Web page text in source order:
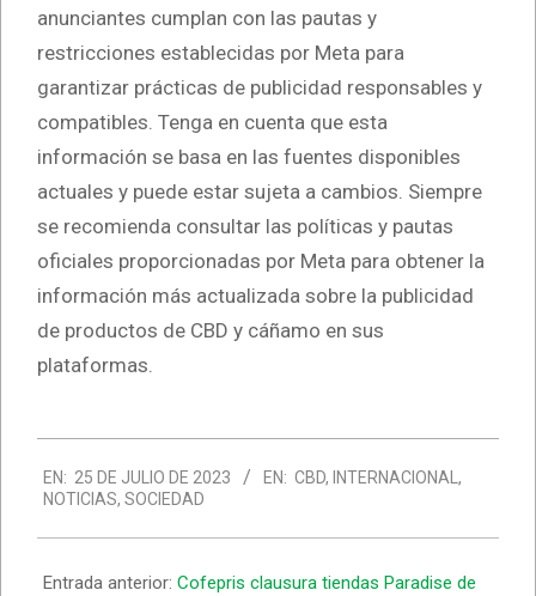
anunciantes cumplan con las pautas y
restricciones establecidas por Meta para
garantizar prácticas de publicidad responsables y
compatibles. Tenga en cuenta que esta
información se basa en las fuentes disponibles
actuales y puede estar sujeta a cambios. Siempre
se recomienda consultar las políticas y pautas
oficiales proporcionadas por Meta para obtener la
información más actualizada sobre la publicidad
de productos de CBD y cáñamo en sus
plataformas.
07-
25
EN: 25 DE JULIO DE 2023 EN: CBD, INTERNACIONAL ,
NOTICIAS, SOCIEDAD
Entrada anterior: Cofepris clausura tiendas Paradise de